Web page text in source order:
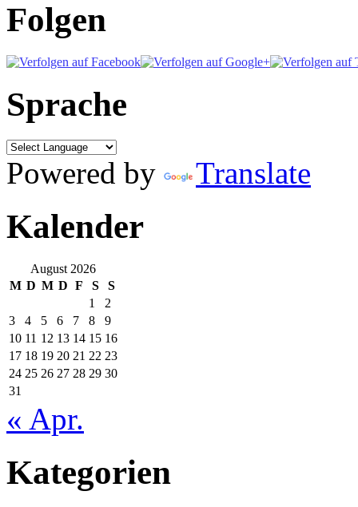
Folgen
Sprache
Powered by Translate
Kalender
August 2026
M D M D F S
S
1
2
3
4 5 6 7 8
9
10 11 12 13 14 15 16
17 18 19 20 21 22 23
24 25 26 27 28 29 30
31
« Apr.
Kategorien